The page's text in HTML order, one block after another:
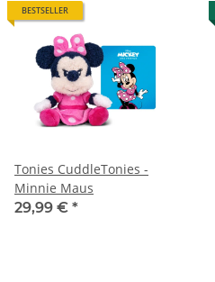
BESTSELLER
Tonies CuddleTonies -
Minnie Maus
29,99 € *